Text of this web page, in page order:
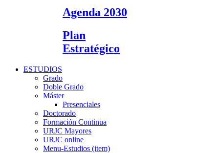
Agenda 2030
Plan
Estratégico
ESTUDIOS
Grado
Doble Grado
Máster
Presenciales
Doctorado
Formación Continua
URJC Mayores
URJC online
Menu-Estudios (item)